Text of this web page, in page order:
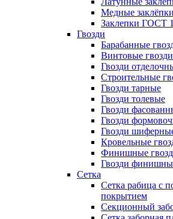
Медные заклёпки
Заклепки ГОСТ
Гвозди
Барабанные
Винтовые гвозди
Гвозди
Строительные
Гвозди тарные
Гвозди толевые
Гвозди
Гвозди
Гвозди
Кровельные
Финишные
Гвозди
Сетка
Сетка рабица с
покрытием
Секционный